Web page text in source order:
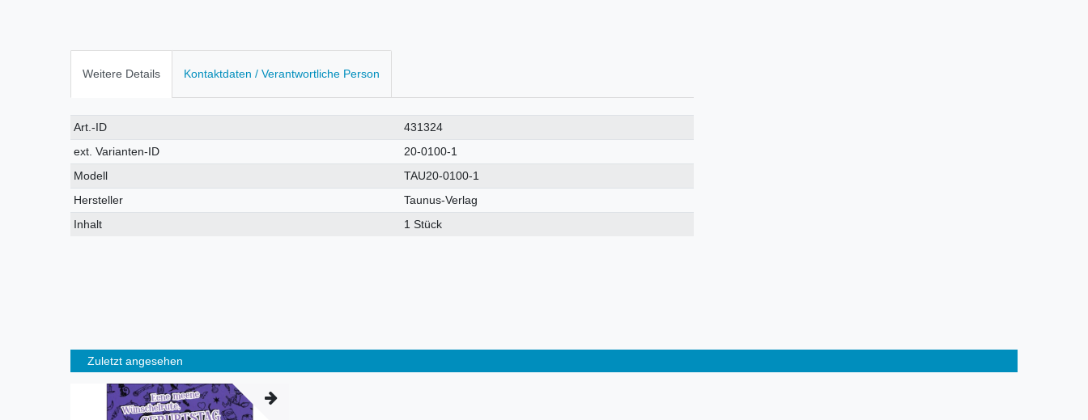
Weitere Details Kontaktdaten / Verantwortliche Person
Technisches
Merkmal
Wert
Art.-ID
431324
ext. Varianten-ID
20-0100-1
Modell
TAU20-0100-1
Hersteller
Taunus-Verlag
Inhalt
1 Stück
Zuletzt angesehen